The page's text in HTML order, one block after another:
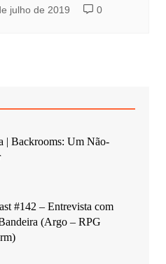
julho de 2019 0
| Backrooms: Um Não-
#142 – Entrevista com
(Argo – RPG